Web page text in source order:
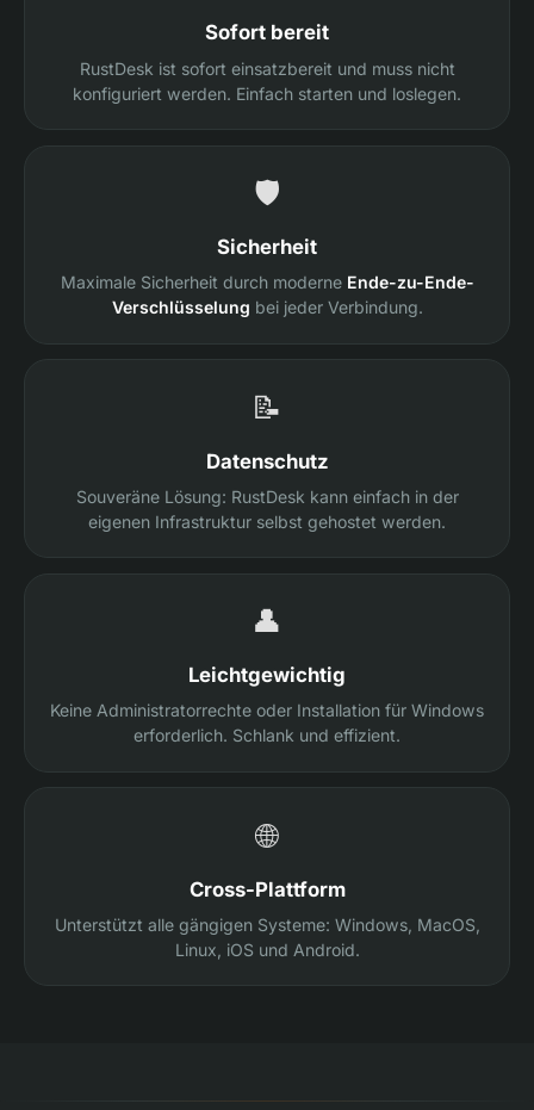
Sofort bereit
RustDesk ist sofort einsatzbereit und muss nicht
konfiguriert werden. Einfach starten und loslegen.
🛡️
Sicherheit
Maximale Sicherheit durch moderne Ende-zu-Ende-
Verschlüsselung bei jeder Verbindung.
📝
Datenschutz
Souveräne Lösung: RustDesk kann einfach in der
eigenen Infrastruktur selbst gehostet werden.
👤
Leichtgewichtig
Keine Administratorrechte oder Installation für Windows
erforderlich. Schlank und effizient.
🌐
Cross-Plattform
Unterstützt alle gängigen Systeme: Windows, MacOS,
Linux, iOS und Android.